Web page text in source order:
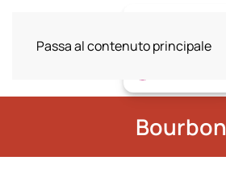
Passa al contenuto principale
Bourbon